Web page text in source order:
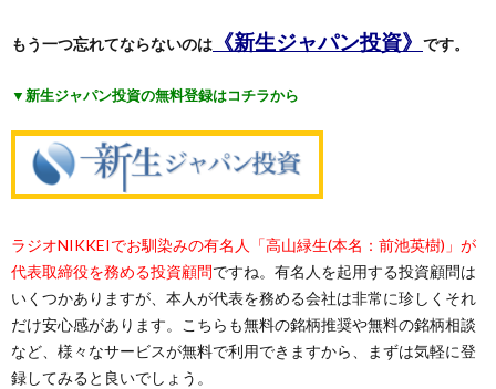
もう一つ忘れてならないのは 《新生ジャパン投資》 です。
▼新生ジャパン投資の無料登録はコチラから
ラジオNIKKEIでお馴染みの有名人「高山緑生(本名：前池英樹)」が
代表取締役を務める投資顧問ですね。有名人を起用する投資顧問は
いくつかありますが、本人が代表を務める会社は非常に珍しくそれ
だけ安心感があります。こちらも無料の銘柄推奨や無料の銘柄相談
など、様々なサービスが無料で利用できますから、まずは気軽に登
録してみると良いでしょう。